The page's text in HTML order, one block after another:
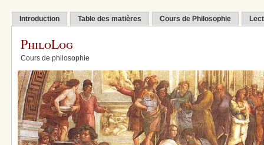
Introduction Table des matières Cours de Philosophie
PhiloLog
Cours de philosophie